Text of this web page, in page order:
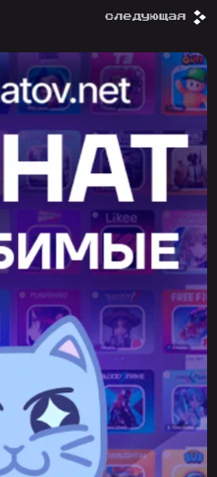
следующая